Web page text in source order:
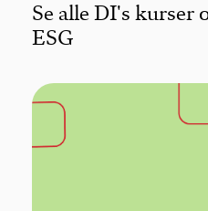
Se alle DI's kurser
ESG